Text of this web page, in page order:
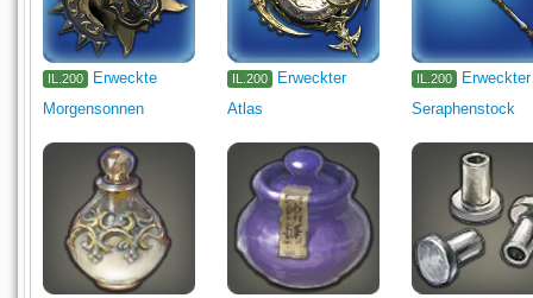
IL.200
Erweckte
Morgensonnen
IL.200
Erweckter
Atlas
IL.200
Erweckter
Seraphenstock